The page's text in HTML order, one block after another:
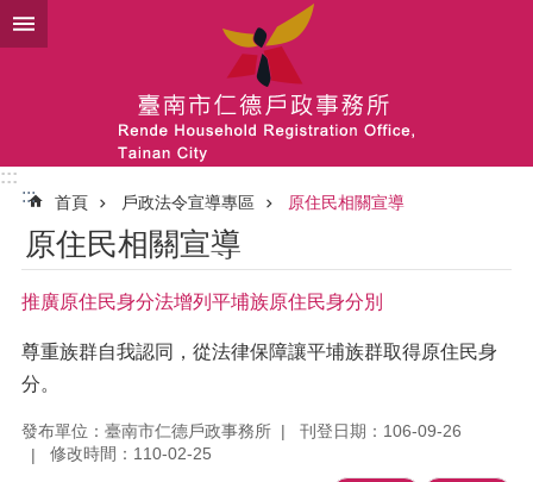
跳到主要內容區塊
:::
:::
首頁 戶政法令宣導專區 原住民相關宣導
原住民相關宣導
推廣原住民身分法增列平埔族原住民身分別
尊重族群自我認同，從法律保障讓平埔族群取得原住民身
分。
發布單位：臺南市仁德戶政事務所
刊登日期：106-09-26
修改時間：110-02-25